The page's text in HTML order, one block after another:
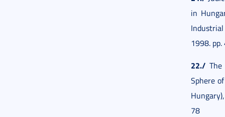
in
1998. pp.
22./
Sphere
78